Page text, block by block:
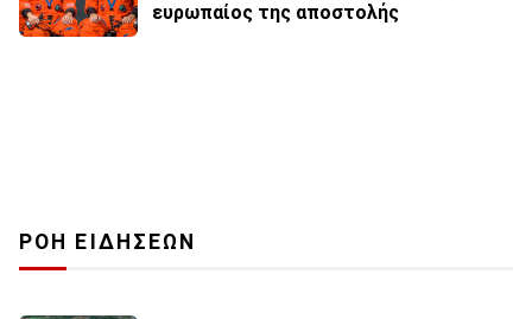
ευρωπαίος της αποστολής
ΡΟΗ ΕΙΔΗΣΕΩΝ